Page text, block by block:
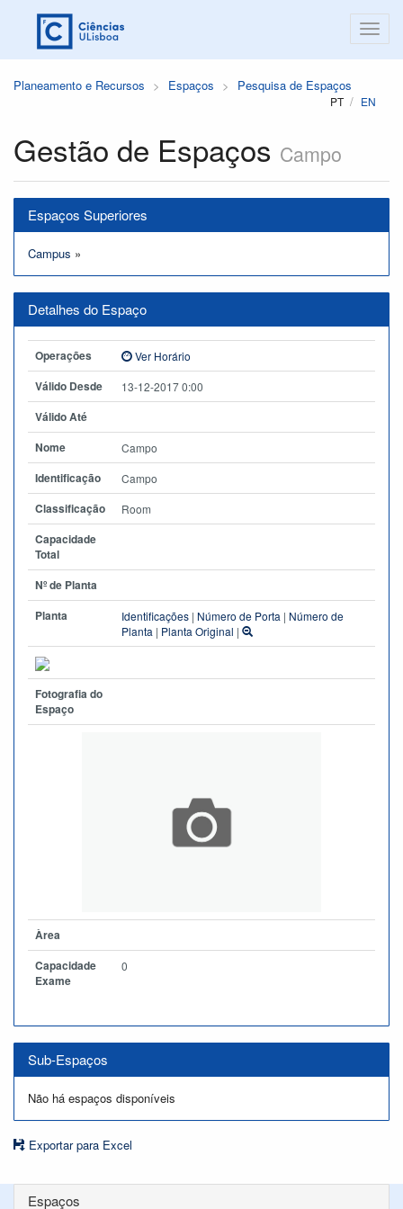
Planeamento e Recursos Espaços Pesquisa de Espaços
PT EN
Gestão de Espaços Campo
Espaços Superiores
Campus »
Detalhes do Espaço
Operações Ver Horário
Válido Desde 13-12-2017 0:00
Válido Até
Nome
Campo
Identificação Campo
Classificação Room
Capacidade
Total
Nº de Planta
Planta
Identificações | Número de Porta | Número de
Planta | Planta Original |
Fotografia do
Espaço
Àrea
Capacidade
Exame
0
Sub-Espaços
Não há espaços disponíveis
Exportar para Excel
Espaços